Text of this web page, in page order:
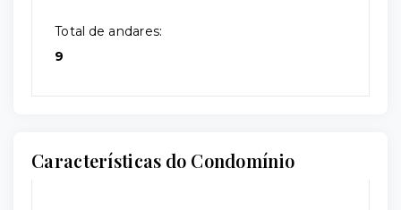
Total de andares:
9
Características do Condomínio